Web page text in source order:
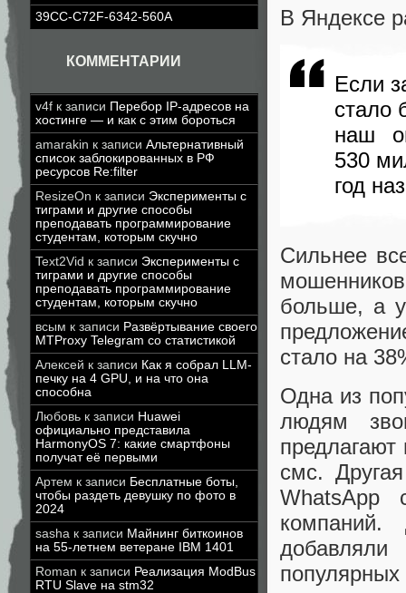
39CC-C72F-6342-560A
КОММЕНТАРИИ
v4f к записи Перебор IP-адресов на
хостинге — и как с этим бороться
amarakin к записи Альтернативный
список заблокированных в РФ
ресурсов Re:filter
ResizeOn к записи Эксперименты с
тиграми и другие способы
преподавать программирование
студентам, которым скучно
Text2Vid к записи Эксперименты с
тиграми и другие способы
преподавать программирование
студентам, которым скучно
всым к записи Развёртывание своего
MTProxy Telegram со статистикой
Алексей к записи Как я собрал LLM-
печку на 4 GPU, и на что она
способна
Любовь к записи Huawei
официально представила
HarmonyOS 7: какие смартфоны
получат её первыми
Артем к записи Бесплатные боты,
чтобы раздеть девушку по фото в
2024
sasha к записи Майнинг биткоинов
на 55-летнем ветеране IBM 1401
Roman к записи Реализация ModBus
RTU Slave на stm32
В Яндексе
Если
стало
наш
530
год
Сильнее
больше, а
стало на
Одна из
людям
предлагают
смс.
WhatsApp